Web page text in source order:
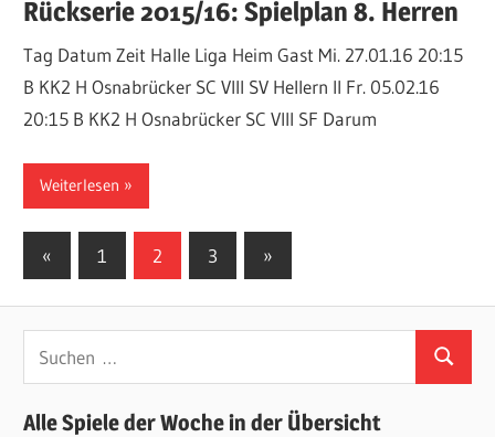
Rückserie 2015/16: Spielplan 8. Herren
Tag Datum Zeit Halle Liga Heim Gast Mi. 27.01.16 20:15
B KK2 H Osnabrücker SC VIII SV Hellern II Fr. 05.02.16
20:15 B KK2 H Osnabrücker SC VIII SF Darum
Weiterlesen
Seitennummerierung
Beiträge
« Vorherige
Beiträge
1 2 3
Nächste
Beiträge
»
Suchen
Alle Spiele der Woche in der Übersicht